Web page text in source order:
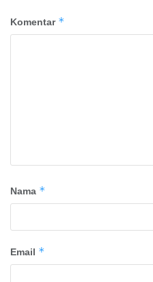
Komentar *
Nama *
Email *